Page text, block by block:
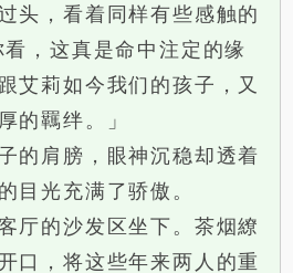
，看着同样有些感触的
看，这真是命中注定的缘
艾莉如今我们的孩子，又
的羈绊。」
肩膀，眼神沉稳却透着
目光充满了骄傲。
的沙发区坐下。茶烟繚
口，将这些年来两人的重